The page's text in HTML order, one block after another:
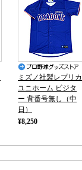
ミズノ社製レプリカ
ユニホーム ビジタ
ー 背番号無し（中
日）
¥8,250